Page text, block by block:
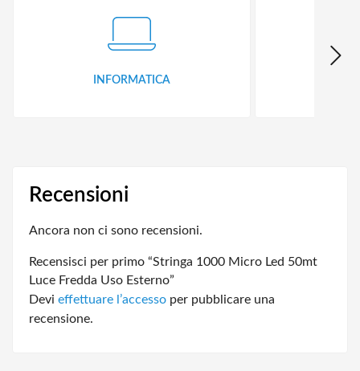
INFORMATICA
Recensioni
Ancora non ci sono recensioni.
Recensisci per primo “Stringa 1000 Micro Led 50mt
Luce Fredda Uso Esterno”
Devi effettuare l’accesso per pubblicare una
recensione.